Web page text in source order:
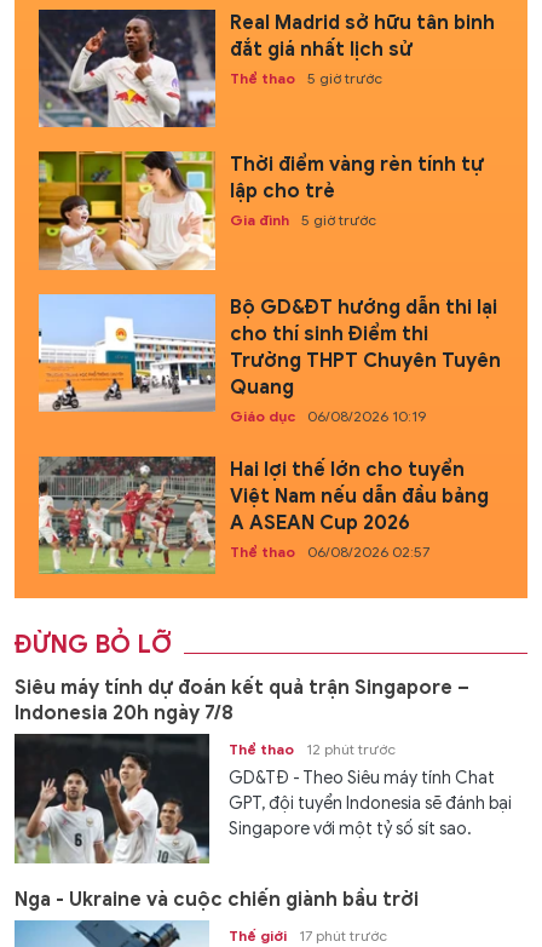
Real Madrid sở hữu tân binh
đắt giá nhất lịch sử
Thể thao 5 giờ trước
Thời điểm vàng rèn tính tự
lập cho trẻ
Gia đình 5 giờ trước
Bộ GD&ĐT hướng dẫn thi lại
cho thí sinh Điểm thi
Trường THPT Chuyên Tuyên
Quang
Giáo dục 06/08/2026 10:19
Hai lợi thế lớn cho tuyển
Việt Nam nếu dẫn đầu bảng
A ASEAN Cup 2026
Thể thao 06/08/2026 02:57
ĐỪNG BỎ LỠ
Siêu máy tính dự đoán kết quả trận Singapore –
Indonesia 20h ngày 7/8
Thể thao 12 phút trước
GD&TĐ - Theo Siêu máy tính Chat
GPT, đội tuyển Indonesia sẽ đánh bại
Singapore với một tỷ số sít sao.
Nga - Ukraine và cuộc chiến giành bầu trời
Thế giới 17 phút trước